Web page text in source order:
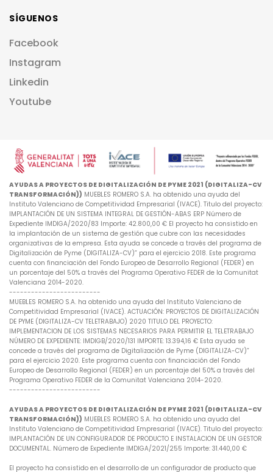
SÍGUENOS
Facebook
Instagram
Linkedin
Youtube
AYUDAS A PROYECTOS DE DIGITALIZACIÓN DE PYME 2021 (DIGITALIZA-CV
TRANSFORMACIÓN)) MUEBLES ROMERO S.A. ha obtenido una ayuda del
Instituto Valenciano de Competitividad Empresarial (IVACE). Titulo del proyecto:
IMPLANTACIÓN DE UN SISTEMA INTEGRAL DE GESTIÓN-ABAS ERP Número de
Expediente IMDIGA/2020/83 Importe: 42.800,00 € El proyecto ha consistido en
la implantación de un sistema de gestión que cubre con las necesidades
organizativas de la empresa. Esta ayuda se concede a través del programa de
Digitalización de Pyme (DIGITALIZA-CV)” para el ejercicio 2018. Este programa
cuenta con financiación del Fondo Europeo de Desarrollo Regional (FEDER) en
un porcentaje del 50% a través del Programa Operativo FEDER de la Comunitat
Valenciana 2014-2020.
-------------------------
MUEBLES ROMERO S.A. ha obtenido una ayuda del Instituto Valenciano de
Competitividad Empresarial (IVACE). ACTUACIÓN: PROYECTOS DE DIGITALIZACIÓN
DE PYME (DIGITALIZA-CV TELETRABAJO) 2020 TITULO DEL PROYECTO:
IMPLEMENTACION DE LOS SISTEMAS NECESARIOS PARA PERMITIR EL TELETRABAJO
NÚMERO DE EXPEDIENTE: IMDIGB/2020/131 IMPORTE: 13.394,16 € Esta ayuda se
concede a través del programa de Digitalización de Pyme (DIGITALIZA-CV)”
para el ejercicio 2020. Este programa cuenta con financiación del Fondo
Europeo de Desarrollo Regional (FEDER) en un porcentaje del 50% a través del
Programa Operativo FEDER de la Comunitat Valenciana 2014-2020.
-------------------------
AYUDAS A PROYECTOS DE DIGITALIZACIÓN DE PYME 2021 (DIGITALIZA-CV
TRANSFORMACIÓN)) MUEBLES ROMERO S.A. ha obtenido una ayuda del
Instituto Valenciano de Competitividad Empresarial (IVACE). Titulo del proyecto:
IMPLANTACIÓN DE UN CONFIGURADOR DE PRODUCTO E INSTALACION DE UN GESTOR
DOCUMENTAL. Número de Expediente IMDIGA/2021/255 Importe: 31.440,00 €
El proyecto ha consistido en el desarrollo de un configurador de producto que